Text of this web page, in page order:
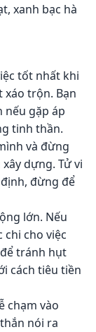
xanh bạc hà
tốt nhất khi
trộn. Bạn
nếu gặp áp
tinh thần.
và đừng
dựng. Tử vi
đừng để
lớn. Nếu
cho việc
tránh hụt
cách tiêu tiền
chạm vào
nói ra